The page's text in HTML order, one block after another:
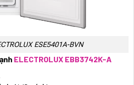
ESE5401A-BVN
ELECTROLUX EBB3742K-A